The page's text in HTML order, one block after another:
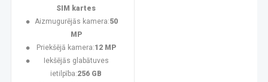
SIM kartes
Aizmugurējās kamera:50
MP
Priekšējā kamera:12 MP
Iekšējās glabātuves
ietilpība:256 GB